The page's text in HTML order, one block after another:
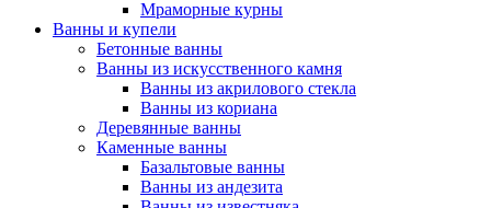
Мраморные курны
Ванны и купели
Бетонные ванны
Ванны из искусственного камня
Ванны из акрилового стекла
Ванны из кориана
Деревянные ванны
Каменные ванны
Базальтовые ванны
Ванны из андезита